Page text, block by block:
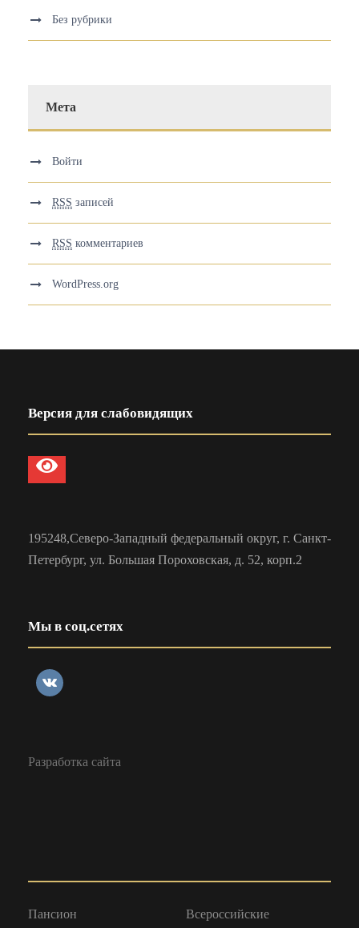
Без рубрики
Мета
Войти
RSS записей
RSS комментариев
WordPress.org
Версия для слабовидящих
195248,Северо-Западный федеральный округ, г. Санкт-
Петербург, ул. Большая Пороховская, д. 52, корп.2
Мы в соц.сетях
Разработка сайта
Пансион
Всероссийские